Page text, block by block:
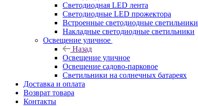
Светодиодная LED лента
Светодиодные LED прожектора
Встроенные светодиодные светильники
Накладные светодиодные светильники
Освещение уличное
Назад
Освещение уличное
Освещение садово-парковое
Светильники на солнечных батареях
Доставка и оплата
Возврат товара
Контакты